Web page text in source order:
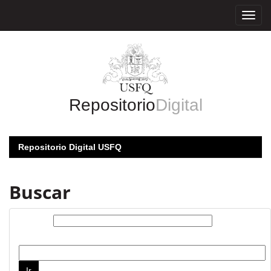
RepositorioDigital
Repositorio Digital USFQ
Buscar